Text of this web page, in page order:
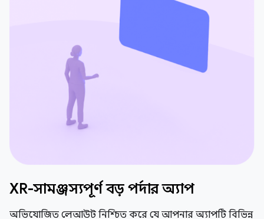
XR-সামঞ্জস্যপূর্ণ বড় পর্দার অ্যাপ
অভিযোজিত লেআউট নিশ্চিত করে যে আপনার অ্যাপটি বিভিন্ন